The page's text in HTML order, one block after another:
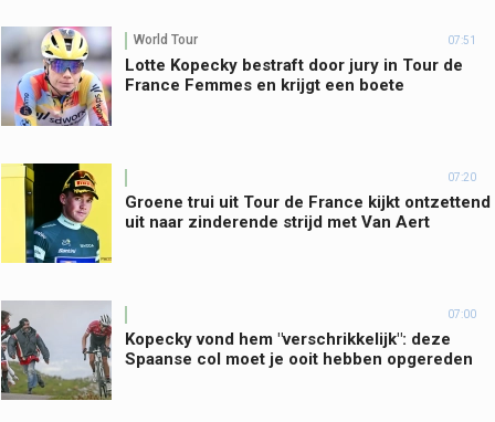
World Tour 07:51
Lotte Kopecky bestraft door jury in Tour de
France Femmes en krijgt een boete
07:20
Groene trui uit Tour de France kijkt ontzettend
uit naar zinderende strijd met Van Aert
07:00
Kopecky vond hem "verschrikkelijk": deze
Spaanse col moet je ooit hebben opgereden